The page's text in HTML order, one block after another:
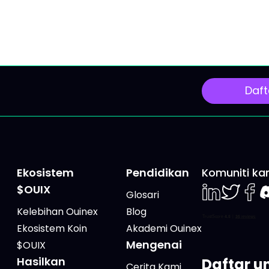
kerangka
setiap tiang, serta
volatiliti pasaran. Isnin
2026: Sidang Kemuncak
Perancis Dipantau Dari
Geopolitik Acara
Ekosistem
$OUIX
Kelebihan Ouinex
Ekosistem Koin
$OUIX
Hasilkan
Pendidikan
Glosari
Blog
Akademi Ouinex
Mengenai
Komuniti
Daftar